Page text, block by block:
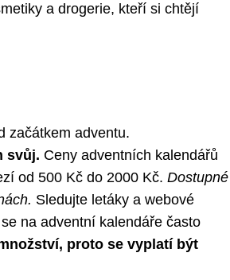
a drogerie, kteří si chtějí
začátkem adventu.
svůj. Ceny adventních kalendářů
od 500 Kč do 2000 Kč. Dostupné
Sledujte letáky a webové
na adventní kalendáře často
proto se vyplatí být